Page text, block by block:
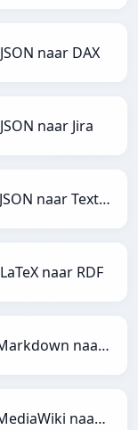
JSON naar DAX
JSON naar Jira
JSON naar Textile
LaTeX naar RDF
Markdown naar RDF
MediaWiki naar RDF